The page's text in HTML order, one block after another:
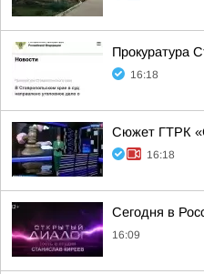
Прокуратура
16:18
Сюжет ГТРК
16:18
Сегодня в
16:09